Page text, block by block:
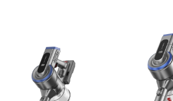
usisavanju
snažnim
38KPA.